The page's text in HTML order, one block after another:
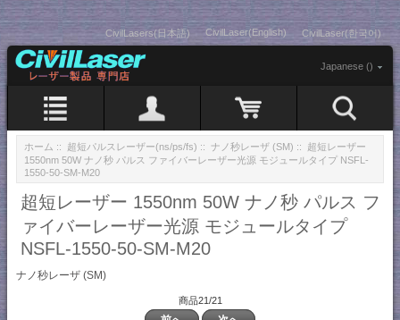
CivilLasers(日本語) CivilLaser(English) CivilLaser(한국어)
Japanese ()
ホーム :: 超短パルスレーザー(ns/ps/fs) :: ナノ秒レーザ (SM) :: 超短レーザー
1550nm 50W ナノ秒 パルス ファイバーレーザー光源 モジュールタイプ NSFL-
1550-50-SM-M20
超短レーザー 1550nm 50W ナノ秒 パルス フ
ァイバーレーザー光源 モジュールタイプ
NSFL-1550-50-SM-M20
ナノ秒レーザ (SM)
商品21/21